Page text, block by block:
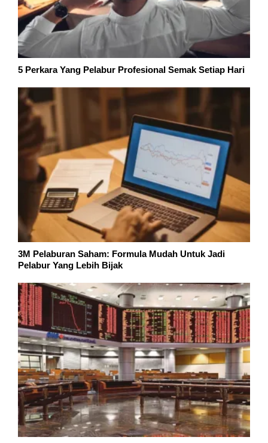
5 Perkara Yang Pelabur Profesional Semak Setiap Hari
3M Pelaburan Saham: Formula Mudah Untuk Jadi
Pelabur Yang Lebih Bijak